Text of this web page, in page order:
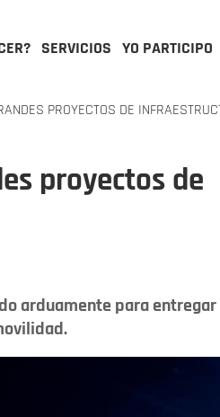
SERVICIOS YO PARTICIPO
PROYECTOS DE
proyectos de
arduamente para entregar